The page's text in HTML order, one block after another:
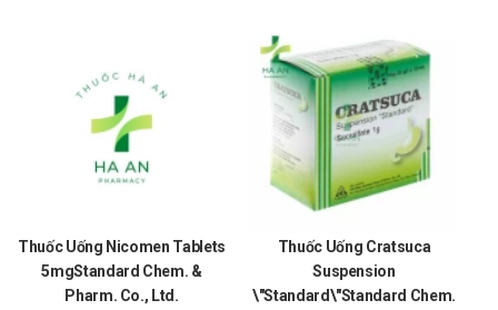
Thuốc Uống Nicomen Tablets
5mgStandard Chem. &
Pharm. Co., Ltd.
Thuốc Uống Cratsuca
Suspension
\"Standard\"Standard Chem.